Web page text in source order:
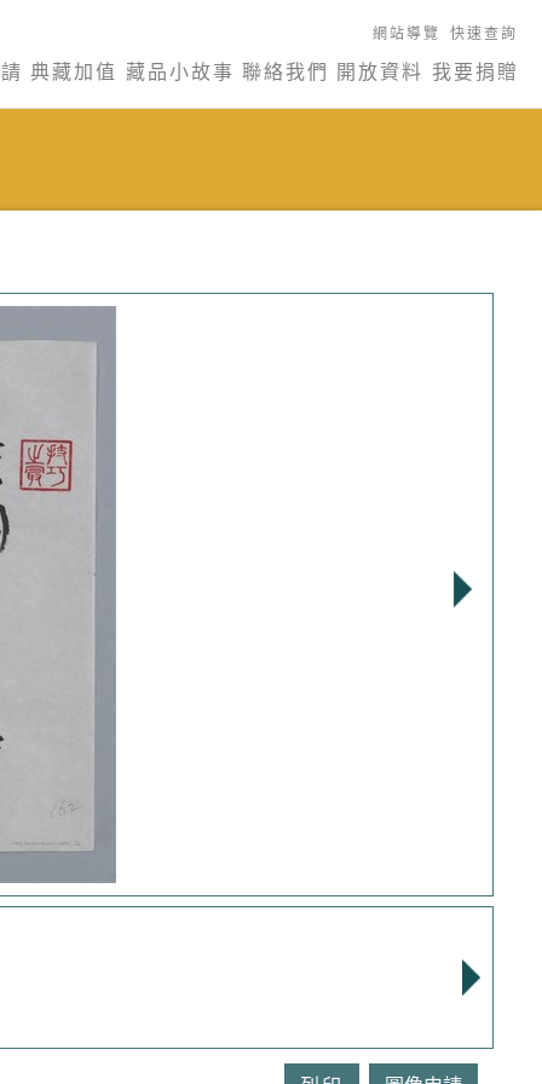
網站導覽 快速查詢
典藏加值 藏品小故事 聯絡我們 開放資料 我要捐贈